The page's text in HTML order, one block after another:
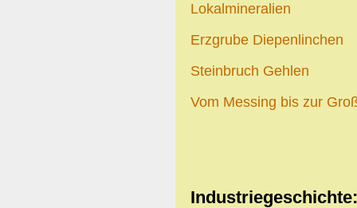
Lokalmineralien
Erzgrube Diepenlinchen
Steinbruch Gehlen
Vom Messing bis zur
Industriegeschichte: